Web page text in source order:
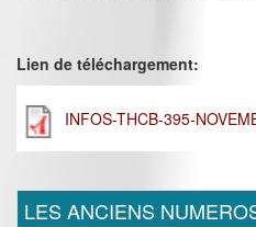
Lien de téléchargement:
INFOS-THCB-395-
LES ANCIENS